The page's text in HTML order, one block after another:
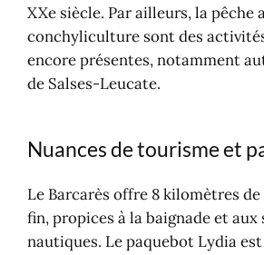
XXe siècle. Par ailleurs, la pêche
conchyliculture sont des
encore présentes, notamment
de Salses-Leucate.​
Nuances de tourisme et
Le Barcarès offre 8 kilomètres de
fin, propices à la baignade et aux
nautiques. Le paquebot Lydia